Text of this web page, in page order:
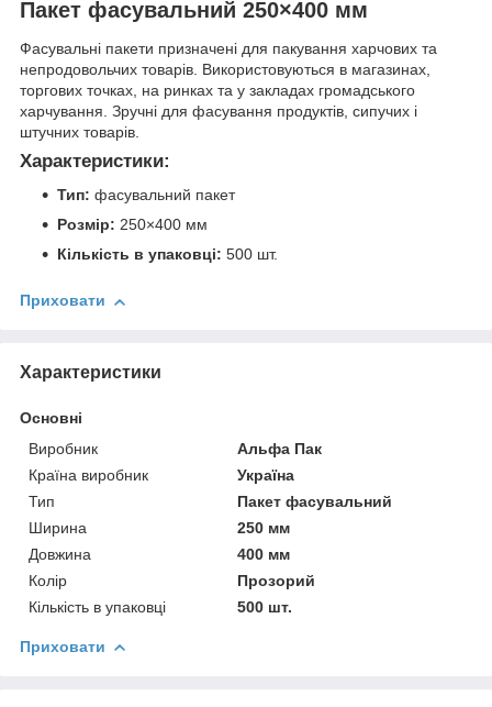
Пакет фасувальний 250×400 мм
Фасувальні пакети призначені для пакування харчових та
непродовольчих товарів. Використовуються в магазинах,
торгових точках, на ринках та у закладах громадського
харчування. Зручні для фасування продуктів, сипучих і
штучних товарів.
Характеристики:
Тип: фасувальний пакет
Розмір: 250×400 мм
Кількість в упаковці: 500 шт.
Приховати
Характеристики
Основні
Виробник
Альфа Пак
Країна виробник
Україна
Тип
Пакет фасувальний
Ширина
250 мм
Довжина
400 мм
Колір
Прозорий
Кількість в упаковці
500 шт.
Приховати